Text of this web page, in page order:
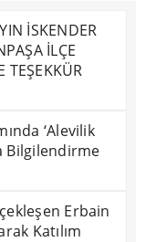
İSKENDER
İLÇE
TEŞEKKÜR
‘Alevilik
Bilgilendirme
Erbain
Katılım